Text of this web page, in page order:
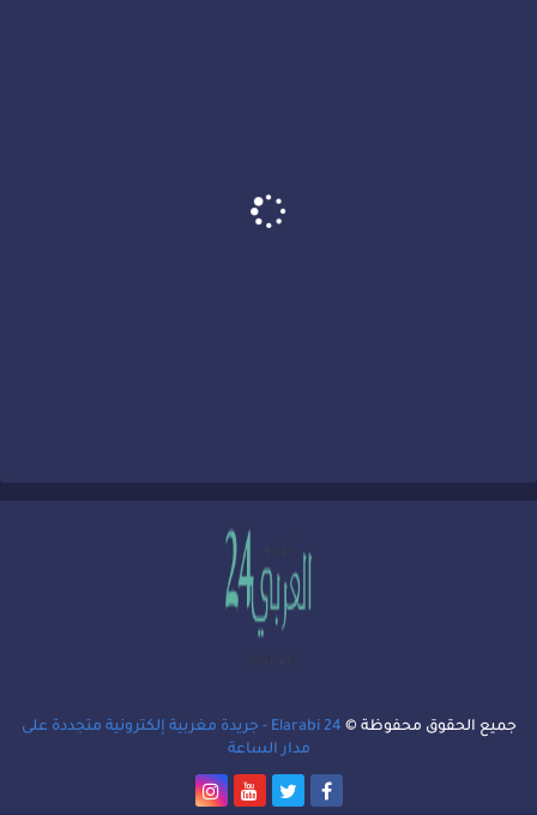
جميع الحقوق محفوظة ©
Elarabi 24 - جريدة مغربية إلكترونية متجددة على
مدار الساعة